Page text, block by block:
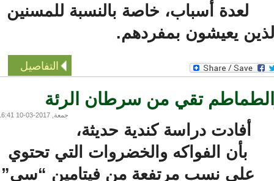
لعدة أسباب، خاصة بالنسبة للمسنين
يعيشون بمفردهم.
التفاصيل
تقي من سرطان الرئة
جمعة, 2017-03-10 16:41
أفادت دراسة كندية حديثة،
بأن الفواكه والخضروات التي تحتوي
على نسب مرتفعة من فيتامين “سي”